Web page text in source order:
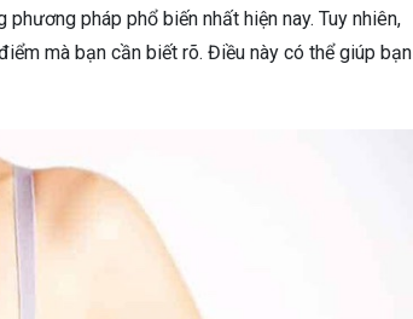
pháp phổ biến nhất hiện nay. Tuy nhiên,
mà bạn cần biết rõ. Điều này có thể giúp bạn